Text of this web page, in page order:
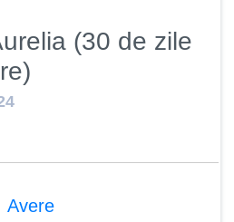
(30 de zile
Avere